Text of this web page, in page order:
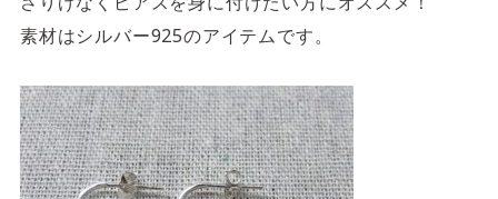
素材はシルバー925のアイテムです。